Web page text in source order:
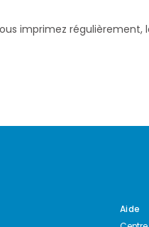
imprimez
Aide